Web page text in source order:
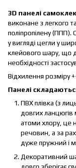
3D панелі
виконане з легкого
поліпропілену
у вигляді цегли у
клейового шару, що
необхідності
Відхилення розміру
Панелі
ПВХ плівка (з
довгих ланцюгів
атоми хлору, це
речовин, а за
дуже пружний і
Декоративний